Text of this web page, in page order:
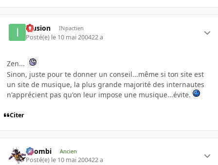
Illusion INpactien
Posté(e) le 10 mai 200422 a
Zen...
Sinon, juste pour te donner un conseil...même si ton site est
un site de musique, la plus grande majorité des internautes
n'apprécient pas qu'on leur impose une musique...évite.
Citer
XZombi Ancien
Posté(e) le 10 mai 200422 a